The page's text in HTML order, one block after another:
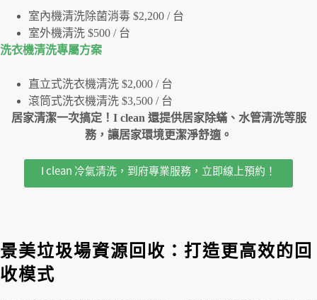
室內機清洗除菌消毒 $2,200 / 台
室外機清洗 $500 / 台
洗衣機清洗專屬⽅案
直立式洗衣機清洗 $2,000 / 台
滾筒式洗衣機清洗 $3,500 / 台
居家清潔一次搞定！I clean 還提供居家除蟎、水管清洗等服
務，讓居家環境更潔淨舒適。
I clean 冷氣清洗，到府專業服務，立即線上預約！
景美垃圾場資源回收：打造更高效的回
收模式